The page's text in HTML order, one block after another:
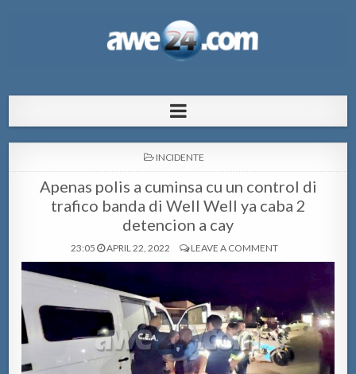
pa Aruba
POSTED
INCIDENTE
Apenas polis a cuminsa cu un control di
trafico banda di Well Well ya caba 2
detencion a cay
23:05 APRIL 22, 2022 LEAVE A COMMENT